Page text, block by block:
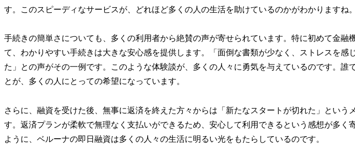
す。このスピーディなサービスが、どれほど多くの人の生活を助けているのかがわかりますね。
手続きの簡単さについても、多くの利用者から絶賛の声が寄せられています。特に初めて金融
て、わかりやすい手続きは大きな安心感を提供します。「面倒な書類が少なく、ストレスを感
た」との声がその一例です。このような体験談が、多くの人々に勇気を与えているのです。誰
とが、多くの人にとっての希望になっています。
さらに、融資を受けた後、無事に返済を終えた方々からは「新たなスタートが切れた」という
す。返済プランが柔軟で無理なく支払いができるため、安心して利用できるという感想が多く
ように、ベルーナの即日融資は多くの人々の生活に明るい光をもたらしているのです。